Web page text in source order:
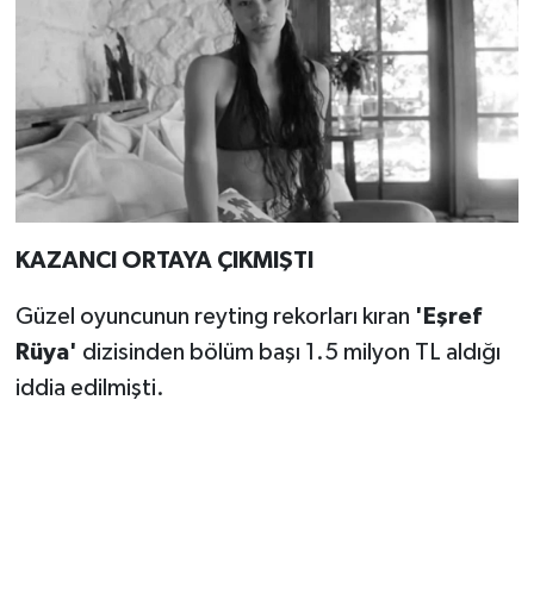
KAZANCI ORTAYA ÇIKMIŞTI
Güzel oyuncunun reyting rekorları kıran 'Eşref
Rüya' dizisinden bölüm başı 1.5 milyon TL aldığı
iddia edilmişti.